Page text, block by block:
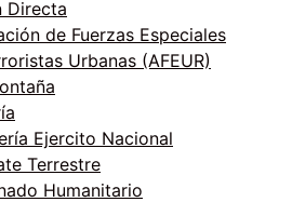
Directa
de Fuerzas Especiales
Urbanas (AFEUR)
Ejercito Nacional
Terrestre
Humanitario